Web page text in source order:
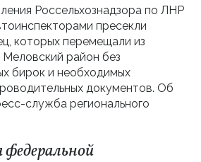
Россельхознадзора по ЛНР
пресекли
которых перемещали из
район без
бирок и необходимых
документов. Об
служба регионального
федеральной